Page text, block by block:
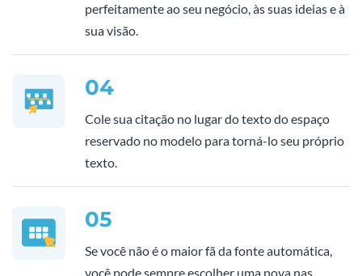
perfeitamente ao seu negócio, às suas ideias e à
sua visão.
04
Cole sua citação no lugar do texto do espaço
reservado no modelo para torná-lo seu próprio
texto.
05
Se você não é o maior fã da fonte automática,
você pode sempre escolher uma nova nas